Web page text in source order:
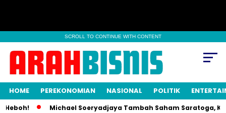
SCROLL TO CONTINUE WITH CONTENT
HOME PEREKONOMIAN NASIONAL POLITIK
Michael Soeryadjaya Tambah Saham Saratoga,